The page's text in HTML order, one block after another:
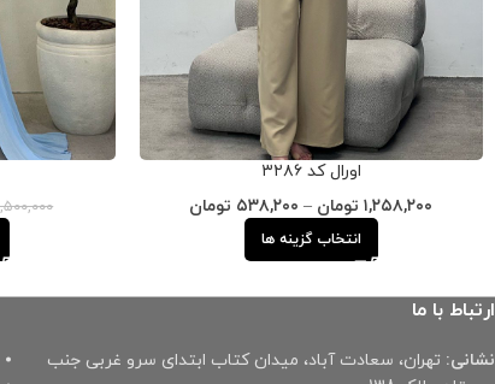
اورال کد ۳۲۸۶
۱,۲۵۸,۲۰۰ تومان – ۵۳۸,۲۰۰ تومان
انتخاب گزینه ها
ارتباط با ما
نشانی: تهران، سعادت آباد، میدان کتاب ابتدای سرو غربی جنب